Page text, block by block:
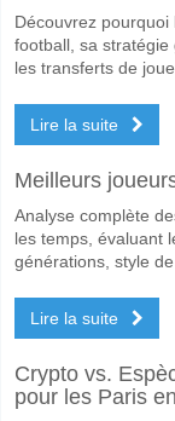
Découvrez pourquoi
football, sa stratégie
les transferts de
Lire la suite
Meilleurs
Analyse complète
les temps, évaluant
générations, style
Lire la suite
Crypto vs.
pour les Paris